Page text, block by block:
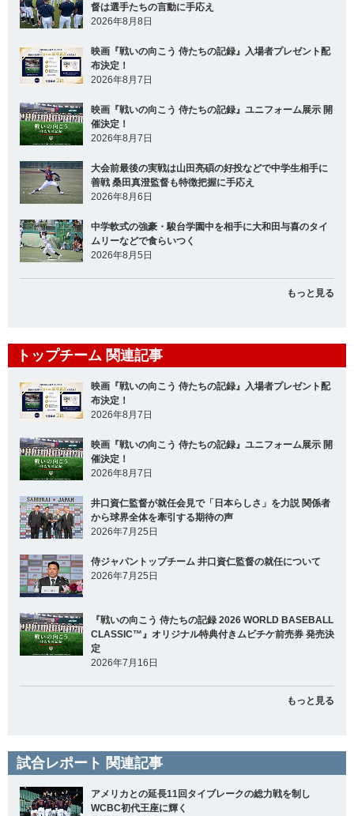
督は選手たちの言動に手応え
2026年8月8日
映画『戦いの向こう 侍たちの記録』入場者プレゼント配
布決定！
2026年8月7日
映画『戦いの向こう 侍たちの記録』ユニフォーム展示 開
催決定！
2026年8月7日
大会前最後の実戦は山田亮碩の好投などで中学生相手に
善戦 桑田真澄監督も特徴把握に手応え
2026年8月6日
中学軟式の強豪・駿台学園中を相手に大和田与喜のタイ
ムリーなどで食らいつく
2026年8月5日
もっと見る
トップチーム 関連記事
映画『戦いの向こう 侍たちの記録』入場者プレゼント配
布決定！
2026年8月7日
映画『戦いの向こう 侍たちの記録』ユニフォーム展示 開
催決定！
2026年8月7日
井口資仁監督が就任会見で「日本らしさ」を力説 関係者
から球界全体を牽引する期待の声
2026年7月25日
侍ジャパントップチーム 井口資仁監督の就任について
2026年7月25日
『戦いの向こう 侍たちの記録 2026 WORLD BASEBALL
CLASSIC™』オリジナル特典付きムビチケ前売券 発売決
定
2026年7月16日
もっと見る
試合レポート 関連記事
アメリカとの延長11回タイブレークの総力戦を制し
WCBC初代王座に輝く